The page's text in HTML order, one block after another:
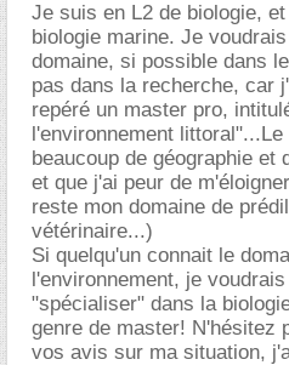
Je suis en L2 de biologie,
biologie marine. Je
domaine, si possible dans
pas dans la recherche, car
repéré un master pro,
l'environnement
beaucoup de géographie et
et que j'ai peur de
reste mon domaine de
vétérinaire...)
Si quelqu'un connait le
l'environnement, je
"spécialiser" dans la
genre de master! N'hésitez
vos avis sur ma situation,